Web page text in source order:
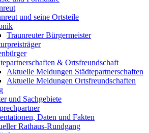
und seine Ortsteile
Traunreuter Bürgermeister
& Ortsfreundschaft
Aktuelle Meldungen Städtepartnerschaften
Aktuelle Meldungen Ortsfreundschaften
und Sachgebiete
Daten und Fakten
Rathaus-Rundgang